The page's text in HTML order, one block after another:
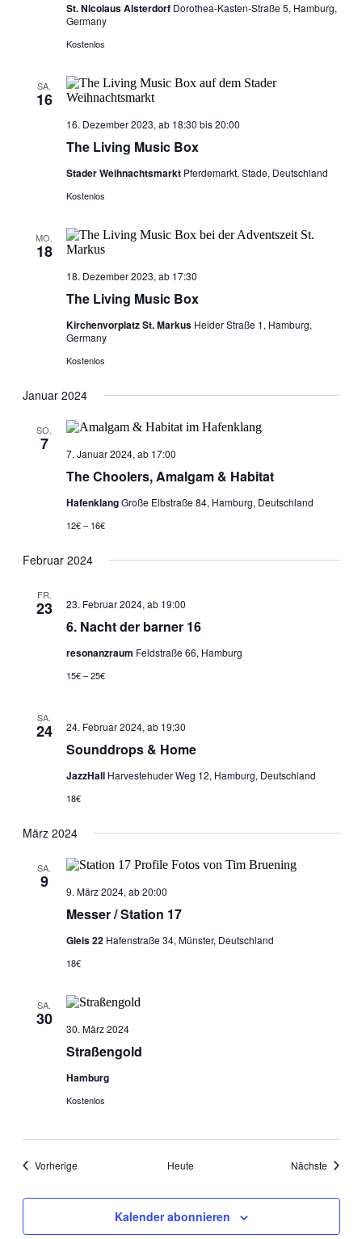
St. Nicolaus Alsterdorf Dorothea-Kasten-Straße 5, Hamburg,
Germany
Kostenlos
SA.
16
The Living Music Box
16. Dezember 2023, ab 18:30 bis20:00
Stader Weihnachtsmarkt Pferdemarkt, Stade, Deutschland
Kostenlos
MO.
18
The Living Music Box
18. Dezember 2023, ab 17:30
Kirchenvorplatz St. Markus Heider Straße 1, Hamburg,
Germany
Kostenlos
Januar 2024
SO.
7
The Choolers, Amalgam & Habitat
7. Januar 2024, ab 17:00
HafenklangGroße Elbstraße 84, Hamburg, Deutschland
12€ – 16€
Februar 2024
FR.
23
6. Nacht der barner 16
23. Februar 2024, ab 19:00
resonanzraum Feldstraße 66, Hamburg
15€ – 25€
SA.
24
Sounddrops & Home
24. Februar 2024, ab 19:30
JazzHall Harvestehuder Weg 12, Hamburg, Deutschland
18€
März 2024
SA.
9
Messer / Station 17
9. März 2024, ab 20:00
Gleis 22 Hafenstraße 34, Münster, Deutschland
18€
SA.
30
Straßengold
30. März 2024
Hamburg
Kostenlos
VorherigeVeranstaltungen Heute Nächste
Kalender abonnieren